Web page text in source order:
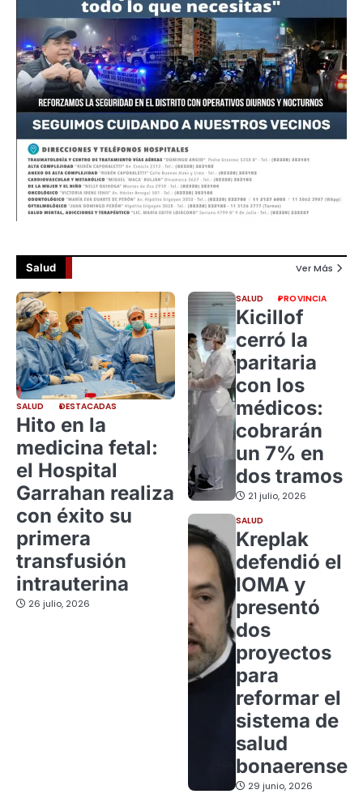
Salud Ver Más
SALUD DESTACADAS
Hito en la
medicina fetal:
el Hospital
Garrahan realiza
con éxito su
primera
transfusión
intrauterina
26 julio, 2026
SALUD PROVINCIA
Kicillof
cerró la
paritaria
con los
médicos:
cobrarán
un 7% en
dos tramos
21 julio, 2026
SALUD
Kreplak
defendió el
IOMA y
presentó
dos
proyectos
para
reformar el
sistema de
salud
bonaerense
29 junio, 2026